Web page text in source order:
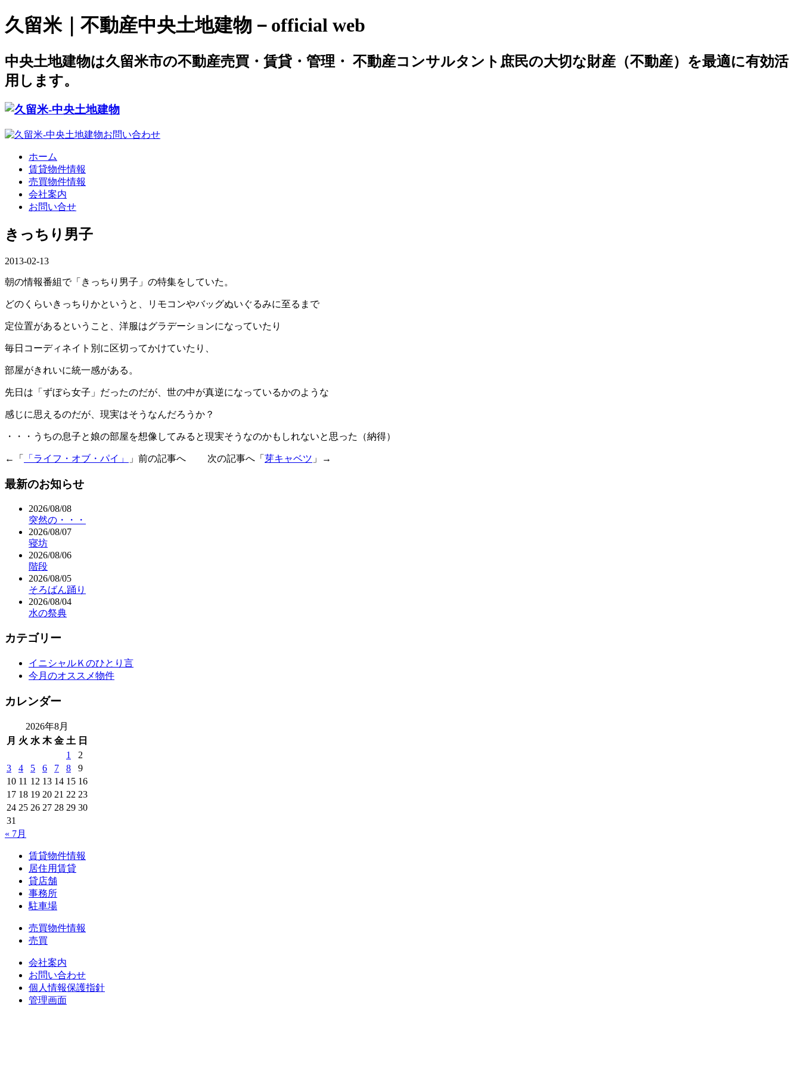
久留米｜不動産中央土地建物－official web
中央土地建物は久留米市の不動産売買・賃貸・管理・ 不動産コンサルタント庶民の大切な財産（不動産）を最適に有効活
用します。
ホーム
賃貸物件情報
売買物件情報
会社案内
お問い合せ
きっちり男子
2013-02-13
朝の情報番組で「きっちり男子」の特集をしていた。
どのくらいきっちりかというと、リモコンやバッグぬいぐるみに至るまで
定位置があるということ、洋服はグラデーションになっていたり
毎日コーディネイト別に区切ってかけていたり、
部屋がきれいに統一感がある。
先日は「ずぼら女子」だったのだが、世の中が真逆になっているかのような
感じに思えるのだが、現実はそうなんだろうか？
・・・うちの息子と娘の部屋を想像してみると現実そうなのかもしれないと思った（納得）
←「 「ライフ・オブ・パイ」 」前の記事へ 次の記事へ「 芽キャベツ 」→
最新のお知らせ
2026/08/08
突然の・・・
2026/08/07
寝坊
2026/08/06
階段
2026/08/05
そろばん踊り
2026/08/04
水の祭典
カテゴリー
イニシャルＫのひとり言
今月のオススメ物件
カレンダー
2026年8月
月 火 水 木 金 土 日
1
2
3
4 5 6 7 8
9
10 11 12 13 14 15 16
17 18 19 20 21 22 23
24 25 26 27 28 29 30
31
« 7月
賃貸物件情報
居住用賃貸
貸店舗
事務所
駐車場
売買物件情報
売買
会社案内
お問い合わせ
個人情報保護指針
管理画面